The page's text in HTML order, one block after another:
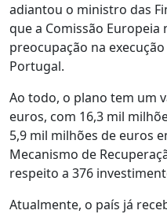
adiantou o ministro das
que a Comissão
preocupação na
Portugal.
Ao todo, o plano tem um
euros, com 16,3 mil
5,9 mil milhões de euros
Mecanismo de
respeito a 376
Atualmente, o país já